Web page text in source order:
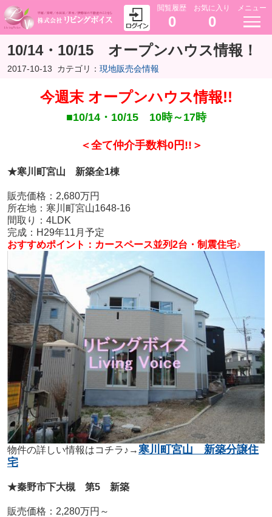
閲覧履歴
0
お気に入り
0
メニュー
10/14・10/15 オープンハウス情報！
2017-10-13 カテゴリ： 現地販売会情報
今週末 オープンハウス情報!!
■10/14・10/15 10時～17時
＜全て仲介手数料0円!!＞
★寒川町宮山 新築全1棟
販売価格：2,680万円
所在地：寒川町宮山1648-16
間取り：4LDK
完成：H29年11月予定
おすすめポイント：カースペース並列2台・制震住宅♪
物件の詳しい情報はコチラ♪→寒川町宮山 新築分譲住
宅
★秦野市下大槻 第5 新築
販売価格：2,280万円～